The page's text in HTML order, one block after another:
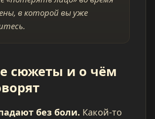
в которой вы уже
сюжеты и о чём
без боли. Какой-то